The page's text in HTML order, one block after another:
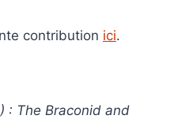
contribution ici.
: The Braconid and